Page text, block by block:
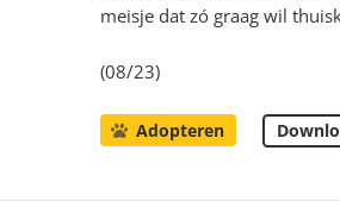
meisje dat zó graag wil
(08/23)
Adopteren